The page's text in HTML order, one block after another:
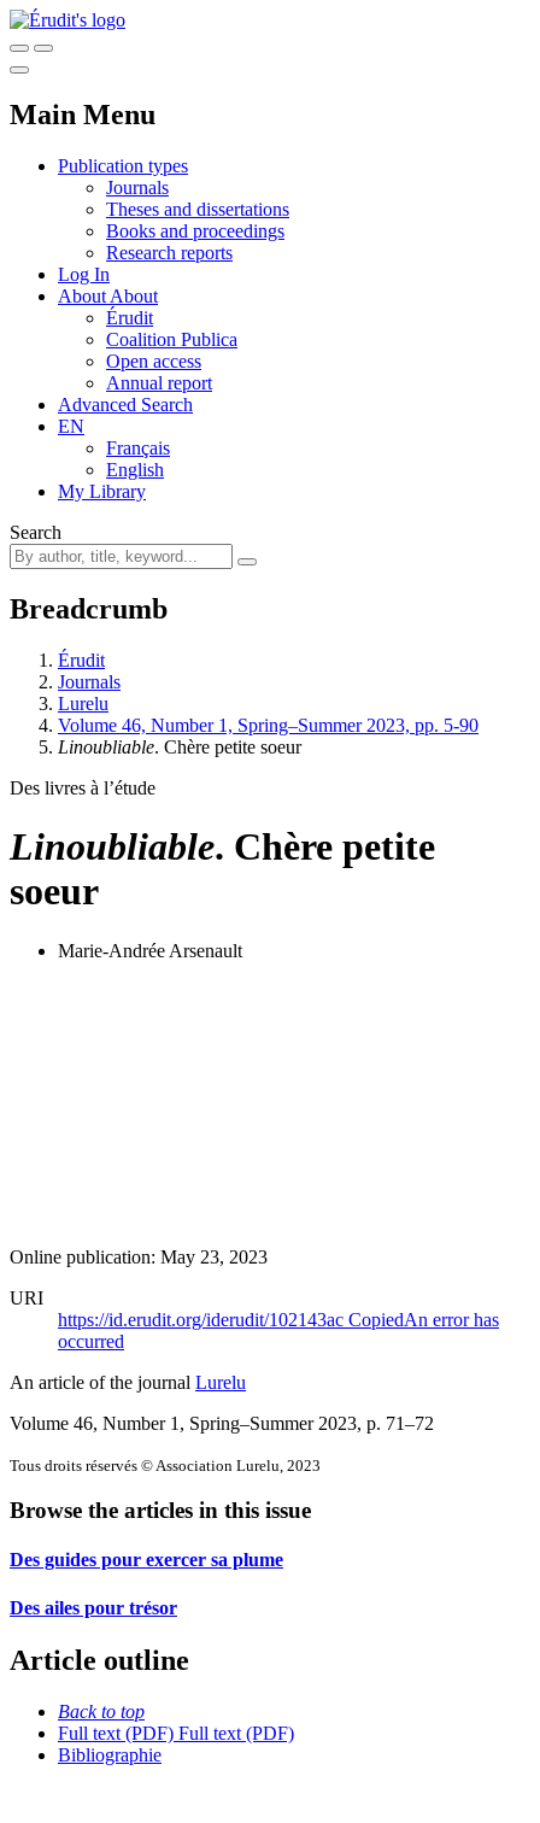
Main Menu
Publication types
Journals
Theses and dissertations
Books and proceedings
Research reports
Log In
About About
Érudit
Coalition Publica
Open access
Annual report
Advanced Search
EN
Français
English
My Library
Search
Breadcrumb
Érudit
Journals
Lurelu
Volume 46, Number 1, Spring–Summer 2023, pp. 5-90
Linoubliable. Chère petite soeur
Des livres à l’étude
Linoubliable. Chère petite
soeur
Marie-Andrée Arsenault
Online publication: May 23, 2023
URI
https://id.erudit.org/iderudit/102143ac CopiedAn error has
occurred
An article of the journal Lurelu
Volume 46, Number 1, Spring–Summer 2023, p. 71–72
Tous droits réservés © Association Lurelu, 2023
Browse the articles in this issue
Des guides pour exercer sa plume
Des ailes pour trésor
Article outline
Back to top
Full text (PDF) Full text (PDF)
Bibliographie